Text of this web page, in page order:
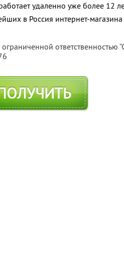
удаленно уже более 12
в Россия интернет-
ответственностью